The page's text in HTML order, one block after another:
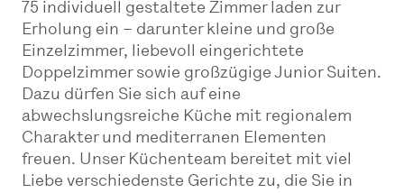
75 individuell gestaltete Zimmer laden zur
Erholung ein – darunter kleine und große
Einzelzimmer, liebevoll eingerichtete
Doppelzimmer sowie großzügige Junior Suiten.
Dazu dürfen Sie sich auf eine
abwechslungsreiche Küche mit regionalem
Charakter und mediterranen Elementen
freuen. Unser Küchenteam bereitet mit viel
Liebe verschiedenste Gerichte zu, die Sie in